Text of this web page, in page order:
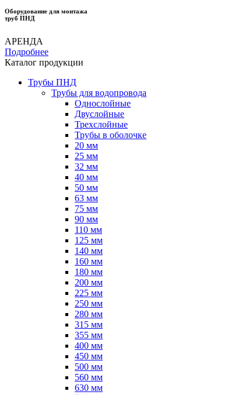
Оборудование для монтажа
труб ПНД
АРЕНДА
Подробнее
Каталог продукции
Трубы ПНД
Трубы для водопровода
Однослойные
Двуслойные
Трехслойные
Трубы в оболочке
20 мм
25 мм
32 мм
40 мм
50 мм
63 мм
75 мм
90 мм
110 мм
125 мм
140 мм
160 мм
180 мм
200 мм
225 мм
250 мм
280 мм
315 мм
355 мм
400 мм
450 мм
500 мм
560 мм
630 мм